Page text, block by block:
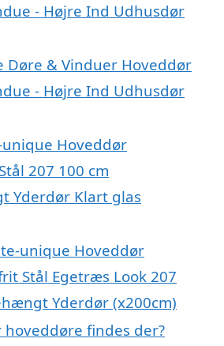
- Højre Ind Udhusdør
Døre & Vinduer Hoveddør
- Højre Ind Udhusdør
unique Hoveddør
207 100 cm
Yderdør Klart glas
unique Hoveddør
Stål Egetræs Look 207
Yderdør (x200cm)
findes der?